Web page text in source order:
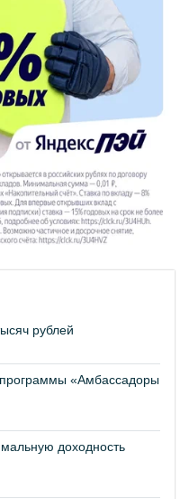
рублей
«Амбассадоры
доходность